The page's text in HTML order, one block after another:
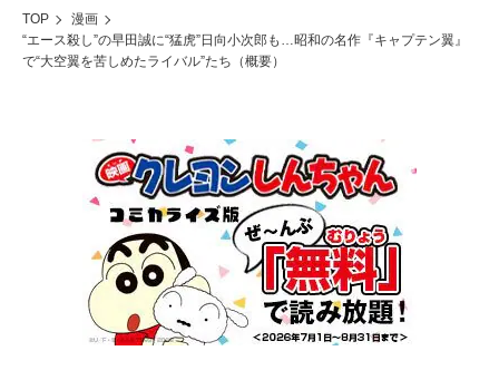
TOP
漫画
“エース殺し”の早田誠に“猛虎”日向小次郎も…昭和の名作『キャプテン翼』
で“大空翼を苦しめたライバル”たち（概要）